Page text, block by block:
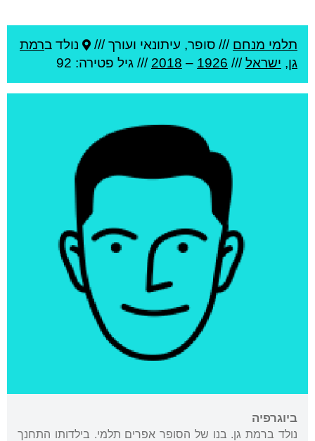
תלמי מנחם /// סופר, עיתונאי ועורך /// נולד ברמת
גן, ישראל///
1926
–
2018 /// גיל פטירה: 92
ביוגרפיה
נולד ברמת גן. בנו של הסופר אפרים תלמי. בילדותו התחנך